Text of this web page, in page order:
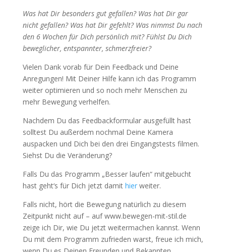
Was hat Dir besonders gut gefallen? Was hat Dir gar
nicht gefallen? Was hat Dir gefehlt? Was nimmst Du nach
den 6 Wochen für Dich persönlich mit? Fühlst Du Dich
beweglicher, entspannter, schmerzfreier?
Vielen Dank vorab für Dein Feedback und Deine
Anregungen! Mit Deiner Hilfe kann ich das Programm
weiter optimieren und so noch mehr Menschen zu
mehr Bewegung verhelfen.
Nachdem Du das Feedbackformular ausgefüllt hast
solltest Du außerdem nochmal Deine Kamera
auspacken und Dich bei den drei Eingangstests filmen.
Siehst Du die Veränderung?
Falls Du das Programm „Besser laufen“ mitgebucht
hast geht‘s für Dich jetzt damit hierweiter.
Falls nicht, hört die Bewegung natürlich zu diesem
Zeitpunkt nicht auf – auf www.bewegen-mit-stil.de
zeige ich Dir, wie Du jetzt weitermachen kannst. Wenn
Du mit dem Programm zufrieden warst, freue ich mich,